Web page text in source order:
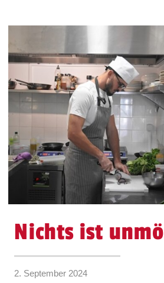
Nichts ist
2. September 2024